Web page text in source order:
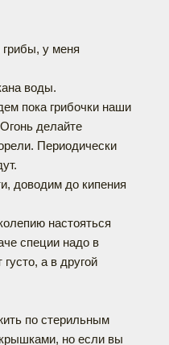
у меня
воды.
пока грибочки наши
делайте
Периодически
доводим до кипения
настояться
специи надо в
а в другой
по стерильным
но если вы